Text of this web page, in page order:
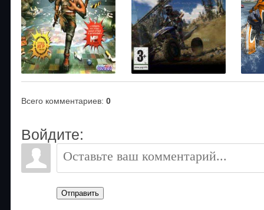
Всего комментариев: 0
Войдите:
Отправить